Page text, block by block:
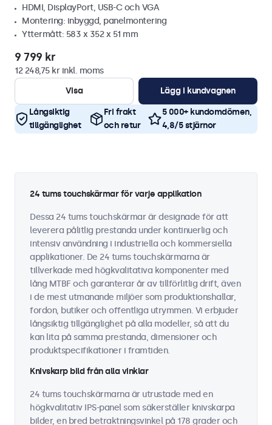
HDMI, DisplayPort, USB-C och VGA
Montering: inbyggd, panelmontering
Yttermått: 583 x 352 x 51 mm
9 799 kr
12 248,75 kr inkl. moms
Visa
Lägg i kundvagnen
Långsiktig
tillgänglighet
Fri frakt
och retur
5 000+ kundomdömen,
4,8/5 stjärnor
24 tums touchskärmar för varje applikation
Dessa 24 tums touchskärmar är designade för att
leverera pålitlig prestanda under kontinuerlig och
intensiv användning i industriella och kommersiella
applikationer. De 24 tums touchskärmarna är
tillverkade med högkvalitativa komponenter med
lång MTBF och garanterar år av tillförlitlig drift, även
i de mest utmanande miljöer som produktionshallar,
fordon, butiker och offentliga utrymmen. Vi erbjuder
långsiktig tillgänglighet på alla modeller, så att du
kan lita på samma prestanda, dimensioner och
produktspecifikationer i framtiden.
Knivskarp bild från alla vinklar
24 tums touchskärmarna är utrustade med en
högkvalitativ IPS-panel som säkerställer knivskarpa
bilder, en bred betraktningsvinkel på 178 grader och